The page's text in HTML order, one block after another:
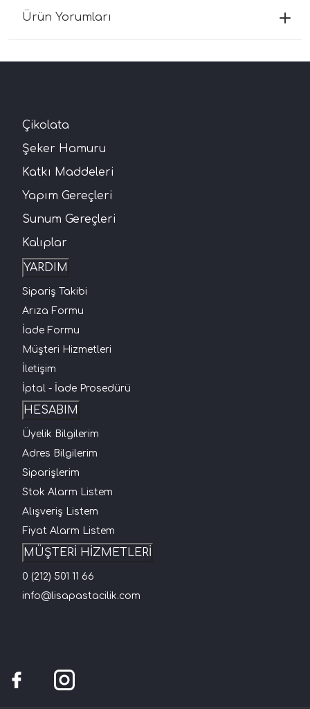
Ürün Yorumları
Çikolata
Şeker Hamuru
Katkı Maddeleri
Yapım Gereçleri
Sunum Gereçleri
Kalıplar
YARDIM
Sipariş Takibi
Arıza Formu
İade Formu
Müşteri Hizmetleri
İletişim
İptal - İade Prosedürü
HESABIM
Üyelik Bilgilerim
Adres Bilgilerim
Siparişlerim
Stok Alarm Listem
Alışveriş Listem
Fiyat Alarm Listem
MÜŞTERİ HİZMETLERİ
0 (212) 501 11 66
info@lisapastacilik.com